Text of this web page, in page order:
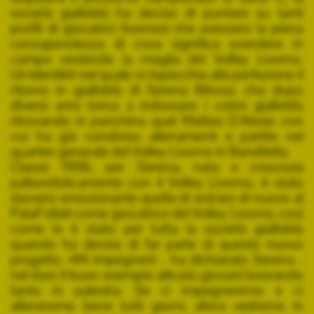
società gialloblù ha deciso di puntare su tanti
profili di giocatrici livornesi che avessero la piena
consapevolezza di cosa significa scendere in
campo vestendo la maglia del Volley Livorno.
Un'identikit nel quale si rispecchia alla perfezione il
ritorno in gialloblù di Serena Bitossi, che dopo
diversi anni torna a indossare i colori gialloblù
ritrovando in panchina quel Matteo D'Alesio con
cui ha già condiviso allenamenti e partite nel
quartier generale del Volley Livorno in Banditella.
Classe 1996, per Serena, nata e cresciuta
pallavolisticamente con il Volley Livorno, è stato
davvero emozionante quella di entrare di nuovo al
PalaFollati come giocatrice del Volley Livorno, così
come lo è stato per tutta la società gialloblù
quando ha deciso di far parte di questo nuovo
progetto. «Mi impegnerò - ha dichiarato Serena -
nel dare il buon esempio alle più giovani lavorando
tanto in palestra. Se ci impegneremo e ci
alleneremo bene tutti giorni, allora vedremo in